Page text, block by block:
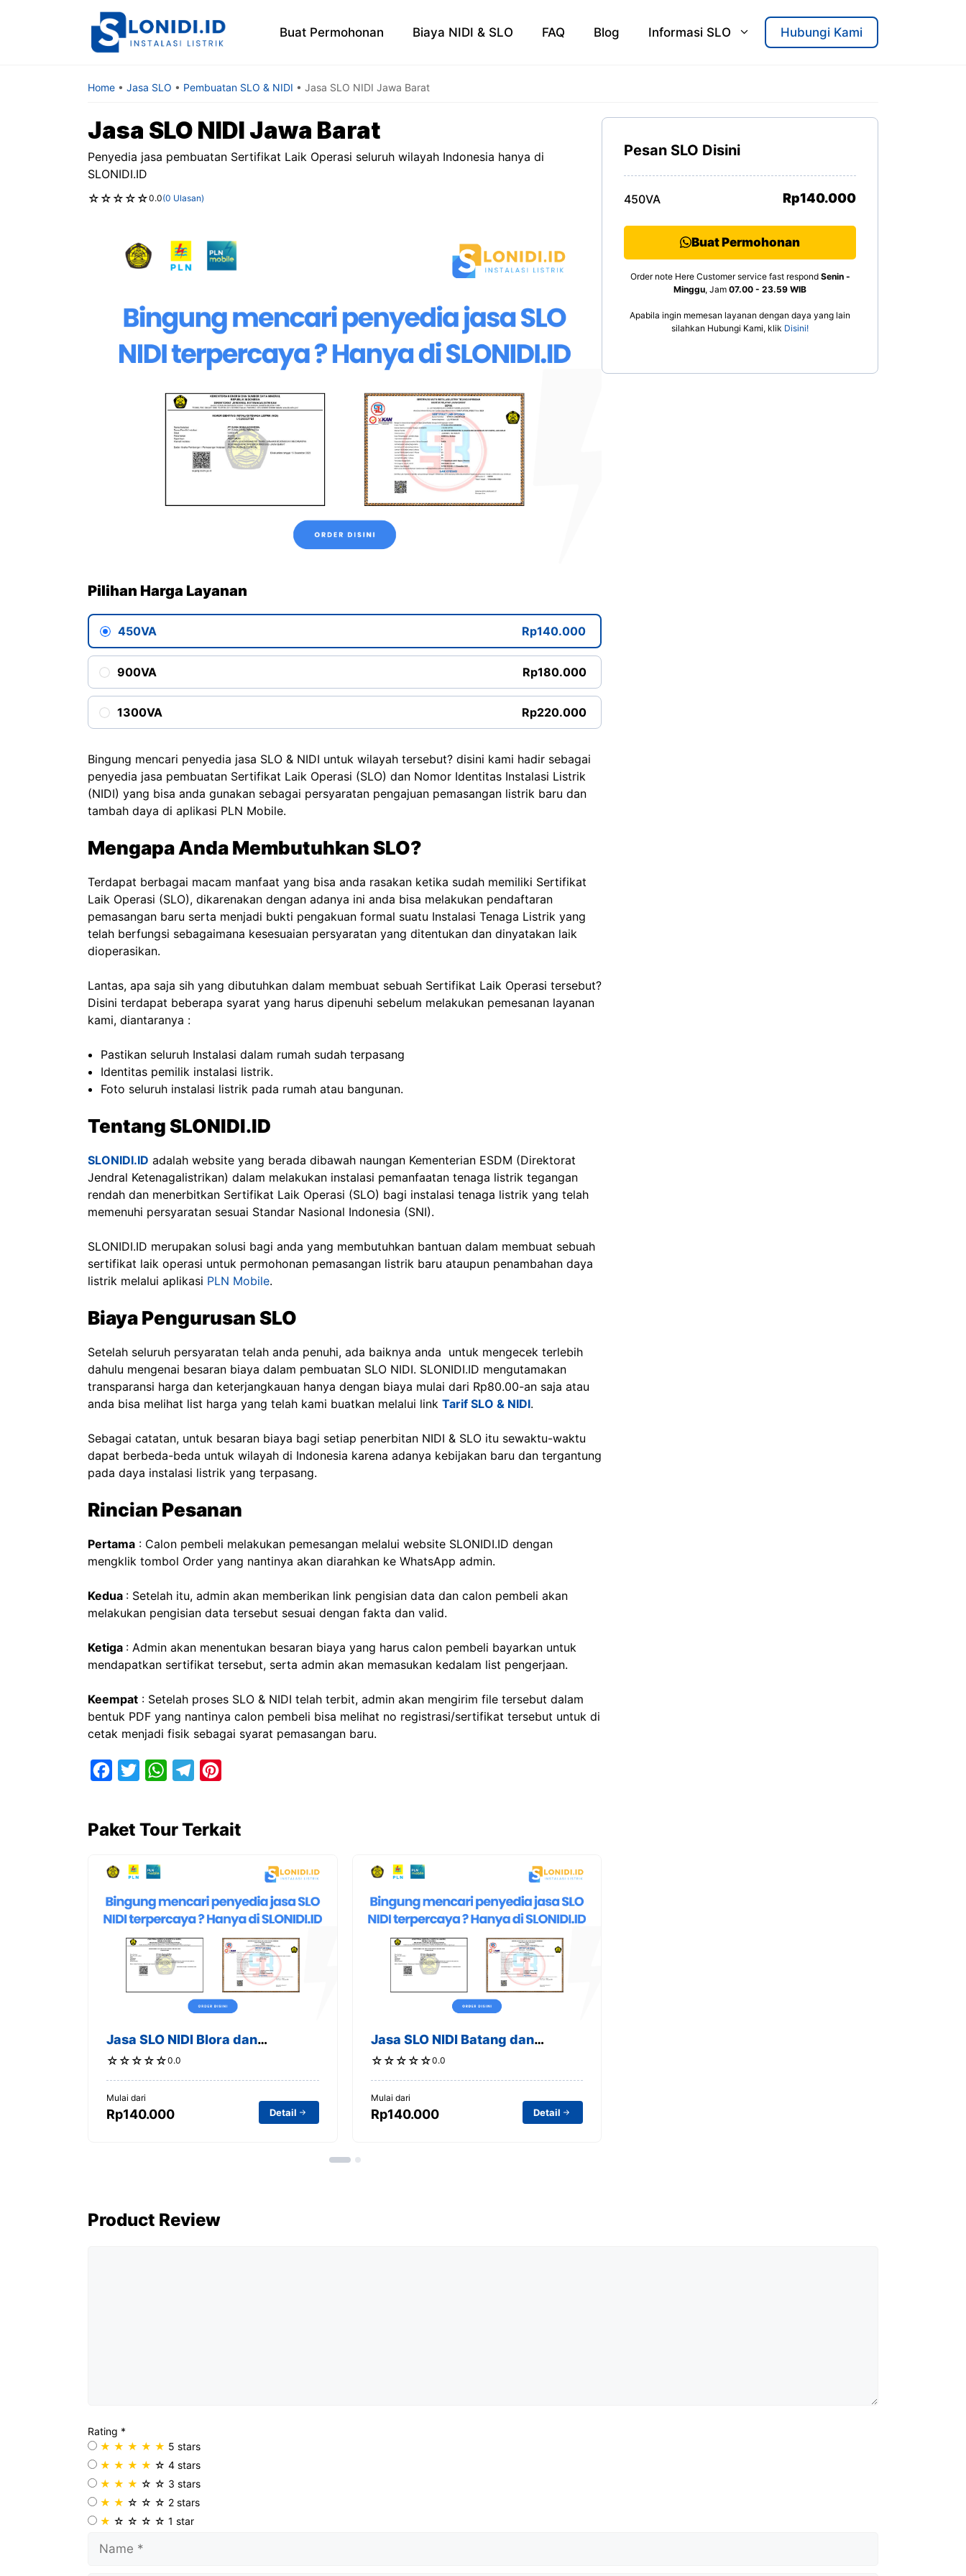
Buat Permohonan Biaya NIDI & SLO FAQ Blog Informasi SLO Hubungi Kami
Home • Jasa SLO • Pembuatan SLO & NIDI • Jasa SLO NIDI Jawa Barat
Jasa SLO NIDI Jawa Barat
Penyedia jasa pembuatan Sertifikat Laik Operasi seluruh wilayah Indonesia hanya di
SLONIDI.ID
☆ ☆ ☆ ☆ ☆0.0(0 Ulasan)
Pilihan Harga Layanan
450VA Rp140.000
900VA Rp180.000
1300VA Rp220.000
Bingung mencari penyedia jasa SLO & NIDI untuk wilayah tersebut? disini kami hadir sebagai
penyedia jasa pembuatan Sertifikat Laik Operasi (SLO) dan Nomor Identitas Instalasi Listrik
(NIDI) yang bisa anda gunakan sebagai persyaratan pengajuan pemasangan listrik baru dan
tambah daya di aplikasi PLN Mobile.
Mengapa Anda Membutuhkan SLO?
Terdapat berbagai macam manfaat yang bisa anda rasakan ketika sudah memiliki Sertifikat
Laik Operasi (SLO), dikarenakan dengan adanya ini anda bisa melakukan pendaftaran
pemasangan baru serta menjadi bukti pengakuan formal suatu Instalasi Tenaga Listrik yang
telah berfungsi sebagaimana kesesuaian persyaratan yang ditentukan dan dinyatakan laik
dioperasikan.
Lantas, apa saja sih yang dibutuhkan dalam membuat sebuah Sertifikat Laik Operasi tersebut?
Disini terdapat beberapa syarat yang harus dipenuhi sebelum melakukan pemesanan layanan
kami, diantaranya :
Pastikan seluruh Instalasi dalam rumah sudah terpasang
Identitas pemilik instalasi listrik.
Foto seluruh instalasi listrik pada rumah atau bangunan.
Tentang SLONIDI.ID
SLONIDI.ID adalah website yang berada dibawah naungan Kementerian ESDM (Direktorat
Jendral Ketenagalistrikan) dalam melakukan instalasi pemanfaatan tenaga listrik tegangan
rendah dan menerbitkan Sertifikat Laik Operasi (SLO) bagi instalasi tenaga listrik yang telah
memenuhi persyaratan sesuai Standar Nasional Indonesia (SNI).
SLONIDI.ID merupakan solusi bagi anda yang membutuhkan bantuan dalam membuat sebuah
sertifikat laik operasi untuk permohonan pemasangan listrik baru ataupun penambahan daya
listrik melalui aplikasi PLN Mobile.
Biaya Pengurusan SLO
Setelah seluruh persyaratan telah anda penuhi, ada baiknya anda untuk mengecek terlebih
dahulu mengenai besaran biaya dalam pembuatan SLO NIDI. SLONIDI.ID mengutamakan
transparansi harga dan keterjangkauan hanya dengan biaya mulai dari Rp80.00-an saja atau
anda bisa melihat list harga yang telah kami buatkan melalui link Tarif SLO & NIDI.
Sebagai catatan, untuk besaran biaya bagi setiap penerbitan NIDI & SLO itu sewaktu-waktu
dapat berbeda-beda untuk wilayah di Indonesia karena adanya kebijakan baru dan tergantung
pada daya instalasi listrik yang terpasang.
Rincian Pesanan
Pertama : Calon pembeli melakukan pemesangan melalui website SLONIDI.ID dengan
mengklik tombol Order yang nantinya akan diarahkan ke WhatsApp admin.
Kedua : Setelah itu, admin akan memberikan link pengisian data dan calon pembeli akan
melakukan pengisian data tersebut sesuai dengan fakta dan valid.
Ketiga : Admin akan menentukan besaran biaya yang harus calon pembeli bayarkan untuk
mendapatkan sertifikat tersebut, serta admin akan memasukan kedalam list pengerjaan.
Keempat : Setelah proses SLO & NIDI telah terbit, admin akan mengirim file tersebut dalam
bentuk PDF yang nantinya calon pembeli bisa melihat no registrasi/sertifikat tersebut untuk di
cetak menjadi fisik sebagai syarat pemasangan baru.
e
o
o
k
r
W
t
p
p
e
a
m
t
e
s
t
Paket Tour Terkait
Jasa SLO NIDI Blora dan
Sekitarnya
☆ ☆ ☆ ☆ ☆0.0
Mulai dari
Rp140.000 Detail
Jasa SLO NIDI Batang dan
Sekitarnya
☆ ☆ ☆ ☆ ☆0.0
Mulai dari
Rp140.000 Detail
Pesan SLO Disini
450VA Rp140.000
Buat Permohonan
Order note Here Customer service fast respond Senin -
Minggu, Jam 07.00 - 23.59 WIB
Apabila ingin memesan layanan dengan daya yang lain
silahkan Hubungi Kami, klik Disini!
Product Review
Rating *
★ ★ ★ ★ ★ 5 stars
★ ★ ★ ★ ☆ 4 stars
★ ★ ★ ☆ ☆ 3 stars
★ ★ ☆ ☆ ☆ 2 stars
★ ☆ ☆ ☆ ☆ 1 star